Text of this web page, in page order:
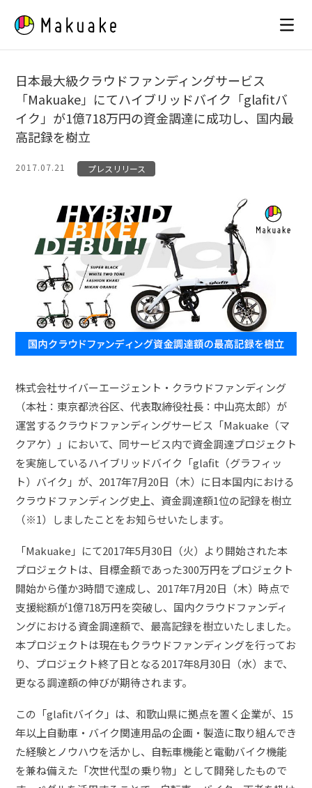
content
日本最大級クラウドファンディングサービス
「Makuake」にてハイブリッドバイク「glafitバ
イク」が1億718万円の資金調達に成功し、国内最
高記録を樹立
2017.07.21 プレスリリース
株式会社サイバーエージェント・クラウドファンディング
（本社：東京都渋谷区、代表取締役社長：中山亮太郎）が
運営するクラウドファンディングサービス「Makuake（マ
クアケ）」において、同サービス内で資金調達プロジェクト
を実施しているハイブリッドバイク「glafit（グラフィッ
ト）バイク」が、2017年7月20日（木）に日本国内における
クラウドファンディング史上、資金調達額1位の記録を樹立
（※1）しましたことをお知らせいたします。
「Makuake」にて2017年5月30日（火）より開始された本
プロジェクトは、目標金額であった300万円をプロジェクト
開始から僅か3時間で達成し、2017年7月20日（木）時点で
支援総額が1億718万円を突破し、国内クラウドファンディ
ングにおける資金調達額で、最高記録を樹立いたしました。
本プロジェクトは現在もクラウドファンディングを行ってお
り、プロジェクト終了日となる2017年8月30日（水）まで、
更なる調達額の伸びが期待されます。
この「glafitバイク」は、和歌山県に拠点を置く企業が、15
年以上自動車・バイク関連用品の企画・製造に取り組んでき
た経験とノウハウを活かし、自転車機能と電動バイク機能
を兼ね備えた「次世代型の乗り物」として開発したもので